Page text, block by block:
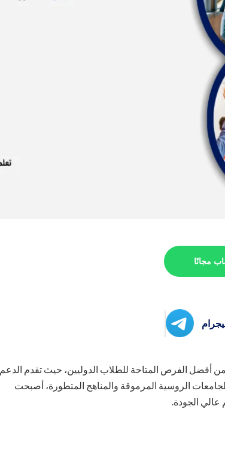
مجانًا
أفضل الفرص المتاحة للطلاب الدوليين، حيث تقدم الدعم
الروسية المرموقة والمناهج المتطورة، أصبحت
عالي الجودة.